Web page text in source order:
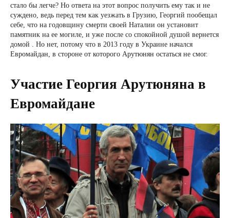
стало бы легче? Но ответа на этот вопрос получить ему так и не
суждено, ведь перед тем как уезжать в Грузию, Георгий пообещал
себе, что на годовщину смерти своей Наталии он установит
памятник на ее могиле, и уже после со спокойной душой вернется
домой . Но нет, потому что в 2013 году в Украине начался
Евромайдан, в стороне от которого Арутюнян остаться не смог.
Участие Георгия Арутюняна в
Евромайдане